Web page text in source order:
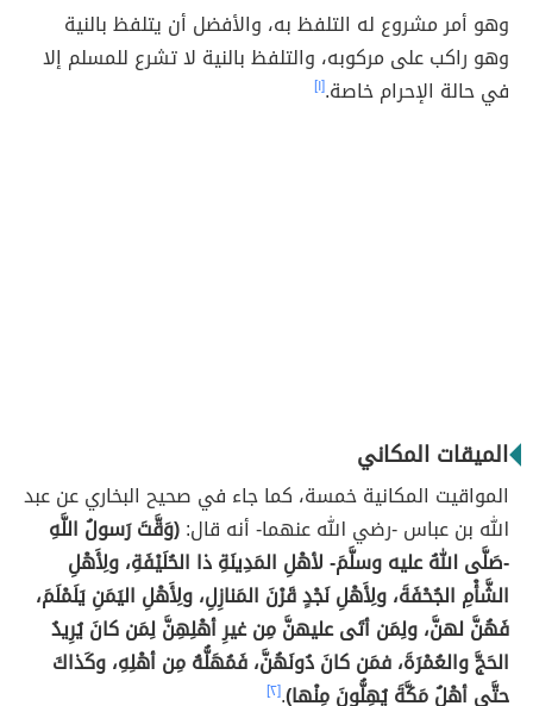
وهو أمر مشروع له التلفظ به، والأفضل أن يتلفظ بالنية
وهو راكب على مركوبه، والتلفظ بالنية لا تشرع للمسلم إلا
في حالة الإحرام خاصة.[١]
الميقات المكاني
المواقيت المكانية خمسة، كما جاء في صحيح البخاري عن عبد
الله بن عباس -رضي الله عنهما- أنه قال:(وَقَّتَ رَسولُ اللَّهِ
-صَلَّى اللهُ عليه وسلَّمَ- لأهْلِ المَدِينَةِ ذا الحُلَيْفَةِ، ولِأَهْلِ
الشَّأْمِ الجُحْفَةَ، ولِأَهْلِ نَجْدٍ قَرْنَ المَنازِلِ، ولِأَهْلِ اليَمَنِ يَلَمْلَمَ،
فَهُنَّ لهنَّ، ولِمَن أتَى عليهنَّ مِن غيرِ أهْلِهِنَّ لِمَن كانَ يُرِيدُ
الحَجَّ والعُمْرَةَ، فمَن كانَ دُونَهُنَّ، فَمُهَلُّهُ مِن أهْلِهِ، وكَذاكَ
حتَّى أهْلُ مَكَّةَ يُهِلُّونَ مِنْها).[٢]